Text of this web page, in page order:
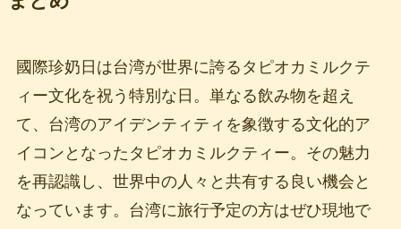
國際珍奶日は台湾が世界に誇るタピオカミルクテ
ィー文化を祝う特別な日。単なる飲み物を超え
て、台湾のアイデンティティを象徴する文化的ア
イコンとなったタピオカミルクティー。その魅力
を再認識し、世界中の人々と共有する良い機会と
なっています。台湾に旅行予定の方はぜひ現地で